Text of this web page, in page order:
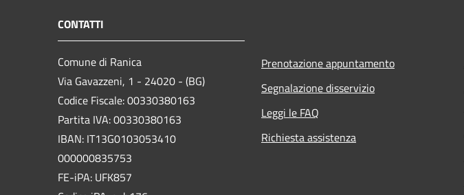
CONTATTI
Comune di Ranica
Via Gavazzeni, 1 - 24020 - (BG)
Codice Fiscale: 00330380163
Partita IVA: 00330380163
IBAN: IT13G0103053410
000000835753
FE-iPA: UFK857
Prenotazione appuntamento
Segnalazione disservizio
Leggi le FAQ
Richiesta assistenza